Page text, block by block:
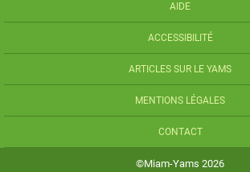
AIDE
ACCESSIBILITÉ
ARTICLES SUR LE YAMS
MENTIONS LÉGALES
CONTACT
©Miam-Yams 2026